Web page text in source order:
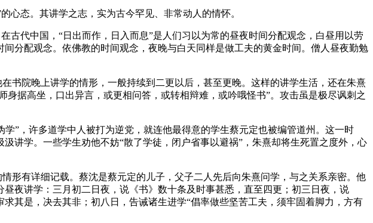
心态。其讲学之志，实为古今罕见、非常动人的情怀。
古代中国，“日出而作，日入而息”是人们习以为常的昼夜时间分配观念，白昼用以劳
分配观念。依佛教的时间观念，夜晚与白天同样是做工夫的黄金时间。僧人昼夜勤勉
书院晚上讲学的情形，一般持续到二更以后，甚至更晚。这样的讲学生活，还在朱熹
据高坐，口出异言，或更相问答，或转相辩难，或吟哦怪书”。攻击虽是极尽讽刺之
”，许多道学中人被打为逆党，就连他最得意的学生蔡元定也被编管道州。这一时
讲学。一些学生劝他不妨“散了学徒，闭户省事以避祸”，朱熹却将生死置之度外，心
形有详细记载。蔡沈是蔡元定的儿子，父子二人先后向朱熹问学，与之关系亲密。他
夜讲学：三月初二日夜，说《书》数十条及时事甚悉，直至四更；初三日夜，说
其是，决去其非；初八日，告诫诸生进学“倡率做些坚苦工夫，须牢固着脚力，方有